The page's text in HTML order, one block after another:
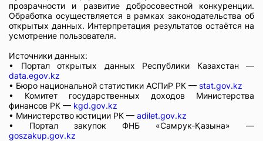
прозрачности и развитие добросовестной конкуренции.
Обработка осуществляется в рамках законодательства об
открытых данных. Интерпретация результатов остаётся на
усмотрение пользователя.
Источники данных:
• Портал открытых данных Республики Казахстан —
data.egov.kz
• Бюро национальной статистики АСПиР РК — stat.gov.kz
• Комитет государственных доходов Министерства
финансов РК — kgd.gov.kz
• Министерство юстиции РК — adilet.gov.kz
• Портал закупок ФНБ «Самрук-Қазына» —
goszakup.gov.kz